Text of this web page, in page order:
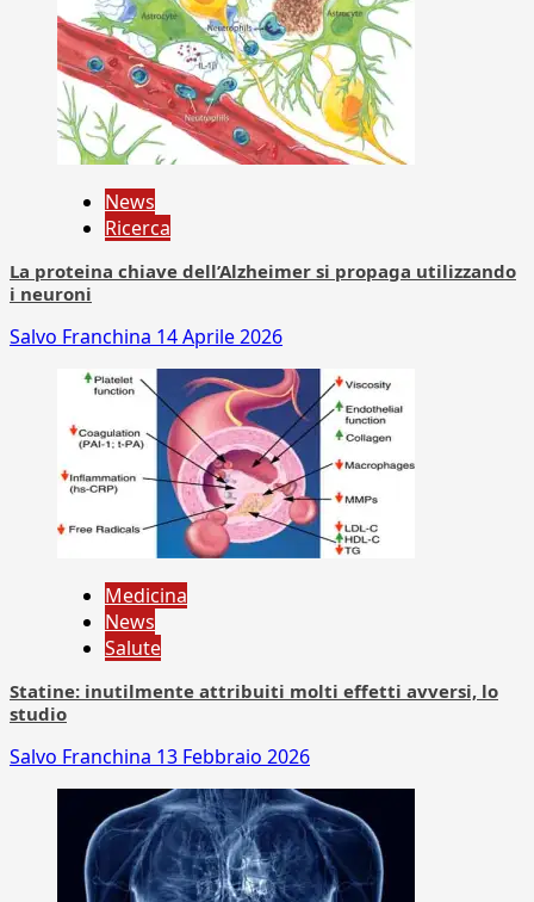
News
Ricerca
La proteina chiave dell’Alzheimer si propaga utilizzando
i neuroni
Salvo Franchina 14 Aprile 2026
Medicina
News
Salute
Statine: inutilmente attribuiti molti effetti avversi, lo
studio
Salvo Franchina 13 Febbraio 2026